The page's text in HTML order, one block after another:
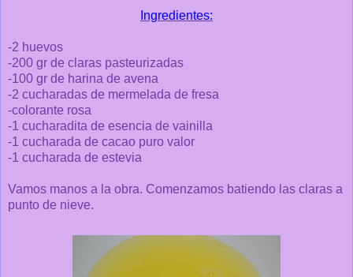
Ingredientes:
-2 huevos
-200 gr de claras pasteurizadas
-100 gr de harina de avena
-2 cucharadas de mermelada de fresa
-colorante rosa
-1 cucharadita de esencia de vainilla
-1 cucharada de cacao puro valor
-1 cucharada de estevia
Vamos manos a la obra. Comenzamos batiendo las claras a
punto de nieve.